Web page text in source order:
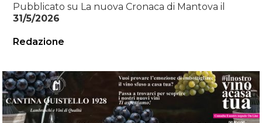
Pubblicato su La nuova Cronaca di Mantova il
31/5/2026
Redazione